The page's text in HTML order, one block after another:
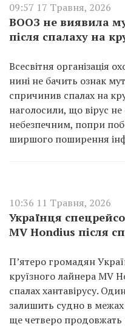
09:57 17 Травня, 2026
ВООЗ не виявила
після спалаху на
Всесвітня організація
нині не бачить ознак
спричинив спалах на
наголосили, що вірус
небезпечним, попри
ширшого поширення
10:36 11 Травня, 2026
Українця
MV Hondius після
П’ятеро громадян
круїзного лайнера MV
спалах хантавірусу.
залишить судно в межах
ще четверо продовжать